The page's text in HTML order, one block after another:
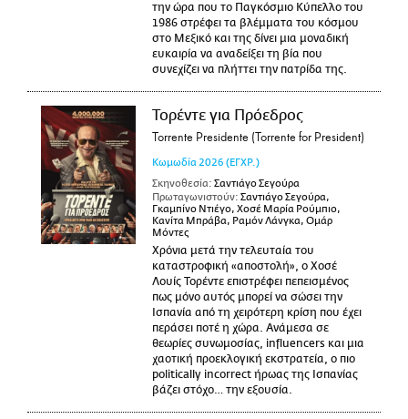
την ώρα που το Παγκόσμιο Κύπελλο του
1986 στρέφει τα βλέμματα του κόσμου
στο Μεξικό και της δίνει μια μοναδική
ευκαιρία να αναδείξει τη βία που
συνεχίζει να πλήττει την πατρίδα της.
Τορέντε για Πρόεδρος
Torrente Presidente (Torrente for President)
Κωμωδία 2026 (ΕΓΧΡ.)
Σκηνοθεσία: Σαντιάγο Σεγούρα
Πρωταγωνιστούν: Σαντιάγο Σεγούρα,
Γκαμπίνο Ντιέγο, Χοσέ Μαρία Ρούμπιο,
Κανίτα Μπράβα, Ραμόν Λάνγκα, Ομάρ
Μόντες
Χρόνια μετά την τελευταία του
καταστροφική «αποστολή», ο Χοσέ
Λουίς Τορέντε επιστρέφει πεπεισμένος
πως μόνο αυτός μπορεί να σώσει την
Ισπανία από τη χειρότερη κρίση που έχει
περάσει ποτέ η χώρα. Ανάμεσα σε
θεωρίες συνωμοσίας, influencers και μια
χαοτική προεκλογική εκστρατεία, ο πιο
politically incorrect ήρωας της Ισπανίας
βάζει στόχο… την εξουσία.